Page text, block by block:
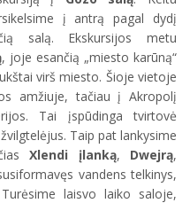
į antrą pagal dydį
salą. Ekskursijos metu
, joje esančią „miesto karūną“
virš miesto. Šioje vietoje
amžiuje, tačiau į Akropolį
Tai įspūdinga tvirtovė
Taip pat lankysime
Xlendi įlanką, Dwejrą,
vandens telkinys,
laisvo laiko saloje,